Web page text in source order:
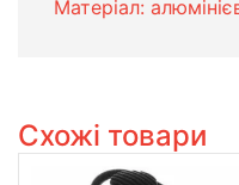
Матеріал:
Схожі товари